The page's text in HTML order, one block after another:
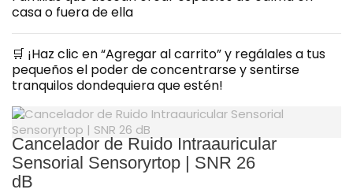
casa o fuera de ella
🛒 ¡Haz clic en “Agregar al carrito” y regálales a tus
pequeños el poder de concentrarse y sentirse
tranquilos dondequiera que estén!
Cancelador de Ruido Intraauricular
Sensorial Sensoryrtop | SNR 26
dB